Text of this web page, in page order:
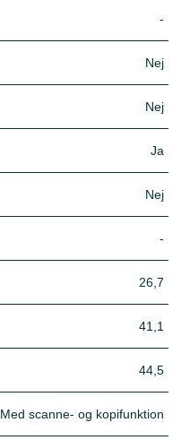
-
Nej
Nej
Ja
Nej
-
26,7
41,1
44,5
Med scanne- og kopifunktion